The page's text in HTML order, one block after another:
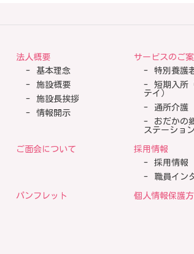
法人概要
基本理念
施設概要
施設長挨拶
情報開示
サービスのご
特別養護
短期入所
テイ）
通所介護
おだかの
ステーション
ご面会について
採用情報
採用情報
職員イン
パンフレット 個人情報保護